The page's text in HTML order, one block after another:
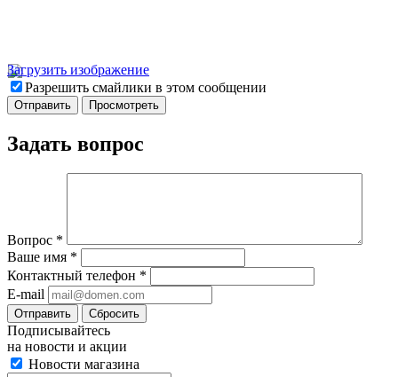
Загрузить изображение
Разрешить смайлики в этом сообщении
Задать вопрос
Вопрос *
Ваше имя *
Контактный телефон *
E-mail
Отправить Сбросить
Подписывайтесь
на новости и акции
Новости магазина